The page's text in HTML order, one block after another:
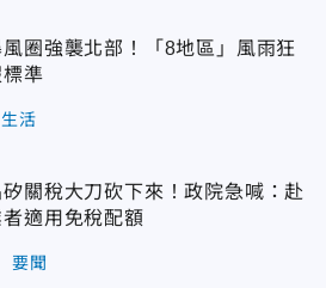
風圈強襲北部！「8地區」風雨狂
準
生活
關稅大刀砍下來！政院急喊：赴
適用免稅配額
要聞